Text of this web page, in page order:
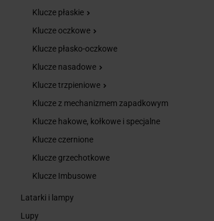
Klucze płaskie
Klucze oczkowe
Klucze płasko-oczkowe
Klucze nasadowe
Klucze trzpieniowe
Klucze z mechanizmem zapadkowym
Klucze hakowe, kołkowe i specjalne
Klucze czernione
Klucze grzechotkowe
Klucze Imbusowe
Latarki i lampy
Lupy